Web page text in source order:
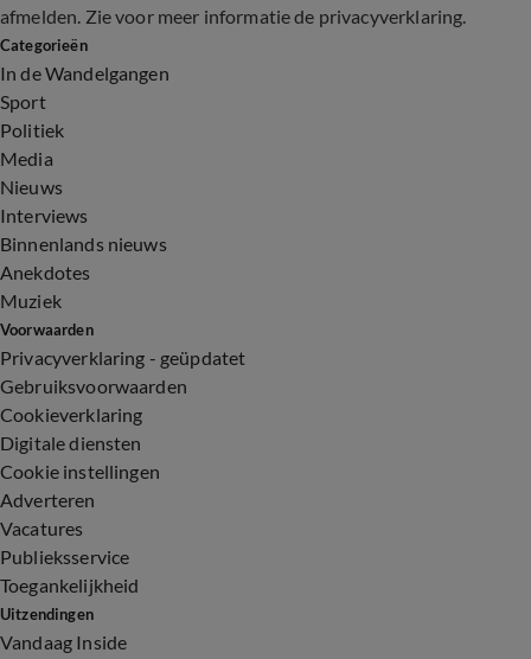
afmelden. Zie voor meer informatie de privacyverklaring.
Categorieën
In de Wandelgangen
Sport
Politiek
Media
Nieuws
Interviews
Binnenlands nieuws
Anekdotes
Muziek
Voorwaarden
Privacyverklaring - geüpdatet
Gebruiksvoorwaarden
Cookieverklaring
Digitale diensten
Cookie instellingen
Adverteren
Vacatures
Publieksservice
Toegankelijkheid
Uitzendingen
Vandaag Inside